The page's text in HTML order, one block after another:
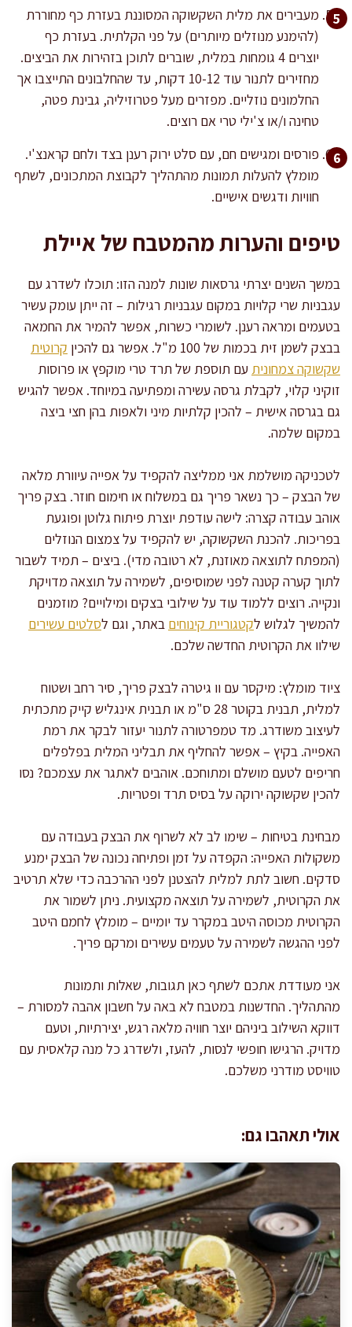
מעבירים את מלית השקשוקה המסוננת בעזרת כף מחוררת
(להימנע מנוזלים מיותרים) על פני הקלתית. בעזרת כף
יוצרים 4 גומחות במלית, שוברים לתוכן בזהירות את הביצים.
מחזירים לתנור עוד 10-12 דקות, עד שהחלבונים התייצבו אך
החלמונים נוזליים. מפזרים מעל פטרוזיליה, גבינת פטה,
טחינה ו/או צ'ילי טרי אם רוצים.
פורסים ומגישים חם, עם סלט ירוק רענן בצד ולחם קראנצ'י.
מומלץ להעלות תמונות מהתהליך לקבוצת המתכונים, לשתף
חוויות ודגשים אישיים.
טיפים והערות מהמטבח של איילת
במשך השנים יצרתי גרסאות שונות למנה הזו: תוכלו לשדרג עם
עגבניות שרי קלויות במקום עגבניות רגילות – זה ייתן עומק עשיר
בטעמים ומראה רענן. לשומרי כשרות, אפשר להמיר את החמאה
בבצק לשמן זית בכמות של 100 מ"ל. אפשר גם להכין
קרוטית
שקשוקה צמחונית עם תוספת של תרד טרי מוקפץ או פרוסות
זוקיני קלוי, לקבלת גרסה עשירה ומפתיעה במיוחד. אפשר להגיש
גם בגרסה אישית – להכין קלתיות מיני ולאפות בהן חצי ביצה
במקום שלמה.
לטכניקה מושלמת אני ממליצה להקפיד על אפייה עיוורת מלאה
של הבצק – כך נשאר פריך גם במשלוח או חימום חוזר. בצק פריך
אוהב עבודה קצרה: לישה עודפת יוצרת פיתוח גלוטן ופוגעת
בפריכות. להכנת השקשוקה, יש להקפיד על צמצום הנוזלים
(המפתח לתוצאה מאוזנת, לא רטובה מדי). ביצים – תמיד לשבור
לתוך קערה קטנה לפני שמוסיפים, לשמירה על תוצאה מדויקת
ונקייה. רוצים ללמוד עוד על שילובי בצקים ומילויים? מוזמנים
להמשיך לגלוש לקטגוריית קינוחים באתר, וגם לסלטים עשירים
שילוו את הקרוטית החדשה שלכם.
ציוד מומלץ: מיקסר עם וו גיטרה לבצק פריך, סיר רחב ושטוח
למלית, תבנית בקוטר 28 ס"מ או תבנית אינגליש קייק מתכתית
לעיצוב משודרג. מד טמפרטורה לתנור יעזור לבקר את רמת
האפייה. בקיץ – אפשר להחליף את תבליני המלית בפלפלים
חריפים לטעם מושלם ומתוחכם. אוהבים לאתגר את עצמכם? נסו
להכין שקשוקה ירוקה על בסיס תרד ופטריות.
מבחינת בטיחות – שימו לב לא לשרוף את הבצק בעבודה עם
משקולות האפייה: הקפדה על זמן ופתיחה נכונה של הבצק ימנע
סדקים. חשוב לתת למלית להצטנן לפני ההרכבה כדי שלא תרטיב
את הקרוטית, לשמירה על תוצאה מקצועית. ניתן לשמור את
הקרוטית מכוסה היטב במקרר עד יומיים – מומלץ לחמם היטב
לפני ההגשה לשמירה על טעמים עשירים ומרקם פריך.
אני מעודדת אתכם לשתף כאן תגובות, שאלות ותמונות
מהתהליך. החדשנות במטבח לא באה על חשבון אהבה למסורת –
דווקא השילוב ביניהם יוצר חוויה מלאה רגש, יצירתיות, וטעם
מדויק. הרגישו חופשי לנסות, להעז, ולשדרג כל מנה קלאסית עם
טוויסט מודרני משלכם.
אולי תאהבו גם: